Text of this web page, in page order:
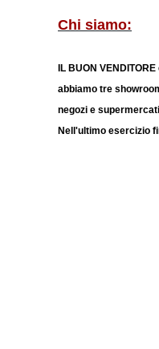
Chi siamo:
IL BUON
abbiamo tre
negozi e
Nell'ultimo esercizio